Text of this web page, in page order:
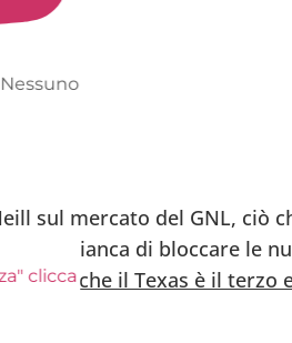
sul mercato del GNL, ciò
Bianca di bloccare le
lettori che il Texas è il terzo
clicca